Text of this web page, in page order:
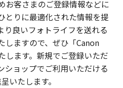
お客さまのご登録情報などに
とりに最適化された情報を提
り良いフォトライフを送れる
しますので、ぜひ「Canon
します。新規でご登録いただ
ショップでご利用いただける
いたします。